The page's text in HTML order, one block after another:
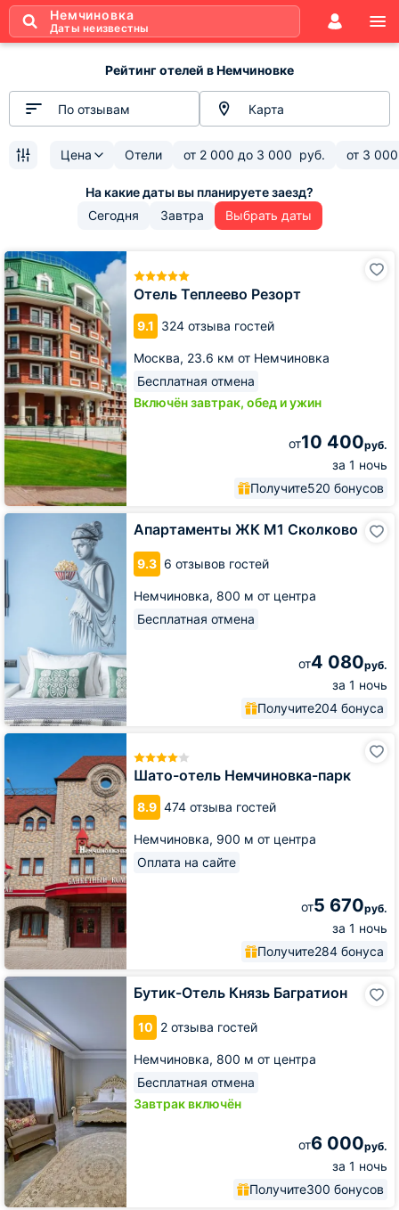
Немчиновка
Даты неизвестны
Рейтинг отелей в Немчиновке
По отзывам Карта
Цена Отели от 2 000 до 3 000 руб. от 3 000
Сегодня Завтра Выбрать даты
Отель Теплеево Резорт
9.1 324 отзыва гостей
Москва, 23.6 км от Немчиновка
Бесплатная отмена
Включён завтрак, обед и ужин
от10 400руб.
за 1 ночь
Получите520 бонусов
Отель
Теплеево
Резорт
Апартаменты ЖК М1 Сколково
9.3 6 отзывов гостей
Немчиновка, 800 м от центра
Бесплатная отмена
от4 080руб.
за 1 ночь
Получите204 бонуса
Апартаменты
Шато-отель Немчиновка-парк
8.9 474 отзыва гостей
Немчиновка, 900 м от центра
Оплата на сайте
от5 670руб.
за 1 ночь
Получите284 бонуса
Шато-
Немчиновка-
парк
Бутик-Отель Князь Багратион
10 2 отзыва гостей
Немчиновка, 800 м от центра
Бесплатная отмена
Завтрак включён
от6 000руб.
за 1 ночь
Получите300 бонусов
Бутик-
Отель
Князь
Багратион